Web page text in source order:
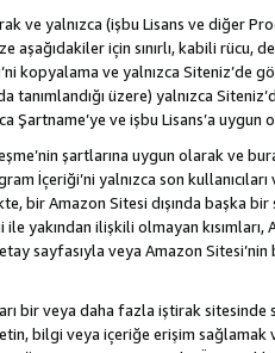
ve yalnızca (işbu Lisans ve diğer
aşağıdakiler için sınırlı, kabili
kopyalama ve yalnızca Siteniz’de
tanımlandığı üzere) yalnızca
Şartname’ye ve işbu Lisans’a
şartlarına uygun olarak ve
İçeriği’ni yalnızca son
bir Amazon Sitesi dışında başka
yakından ilişkili olmayan
sayfasıyla veya Amazon
bir veya daha fazla iştirak
bilgi veya içeriğe erişim sağlamak